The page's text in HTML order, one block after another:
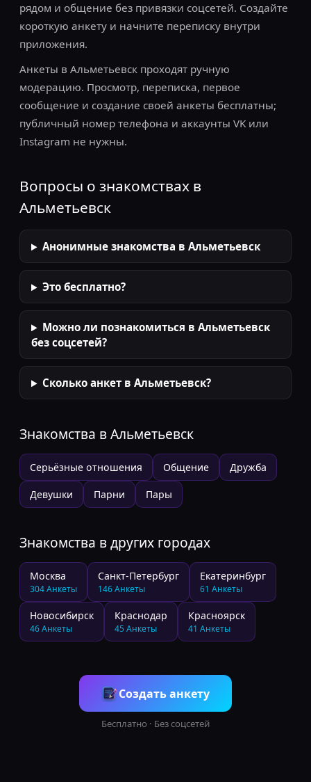
рядом и общение без привязки соцсетей. Создайте
короткую анкету и начните переписку внутри
приложения.
Анкеты в Альметьевск проходят ручную
модерацию. Просмотр, переписка, первое
сообщение и создание своей анкеты бесплатны;
публичный номер телефона и аккаунты VK или
Instagram не нужны.
Вопросы о знакомствах в
Альметьевск
Анонимные знакомства в Альметьевск
Это бесплатно?
Можно ли познакомиться в Альметьевск
без соцсетей?
Сколько анкет в Альметьевск?
Знакомства вАльметьевск
Серьёзные отношения Общение Дружба
Девушки Парни Пары
Знакомства в других городах
Москва
304Анкеты
Санкт-Петербург
146Анкеты
Екатеринбург
61 Анкеты
Новосибирск
46Анкеты
Краснодар
45 Анкеты
Красноярск
41 Анкеты
Создать анкету
Бесплатно · Без соцсетей